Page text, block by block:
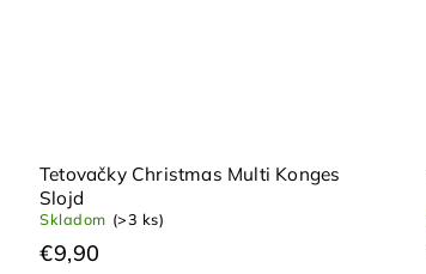
Tetovačky Christmas Multi Konges
Slojd
Skladom (>3 ks)
€9,90